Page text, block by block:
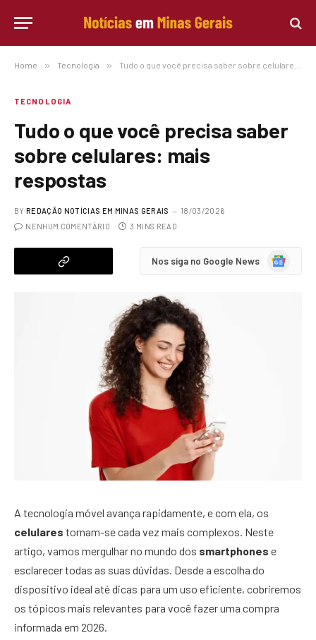
Home » Tecnologia » Tudo o que você precisa saber sobre celulares: mais respostas
TECNOLOGIA
Tudo o que você precisa saber
sobre celulares: mais
respostas
BY REDAÇÃO NOTÍCIAS EM MINAS GERAIS
18/03/2026
NENHUM COMENTÁRIO
3 MINS READ
Nos siga no Google News
Google
A tecnologia móvel avança rapidamente, e com ela, os
celulares tornam-se cada vez mais complexos. Neste
artigo, vamos mergulhar no mundo dos smartphones e
esclarecer todas as suas dúvidas. Desde a escolha do
dispositivo ideal até dicas para um uso eficiente, cobriremos
os tópicos mais relevantes para você fazer uma compra
informada em 2026.